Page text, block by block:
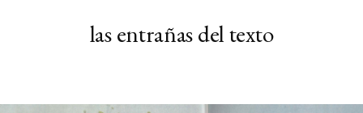
las entrañas del texto